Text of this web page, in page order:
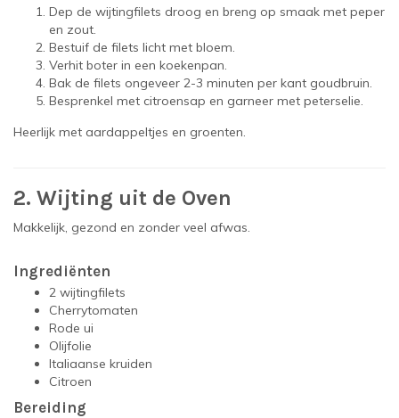
Dep de wijtingfilets droog en breng op smaak met peper
en zout.
Bestuif de filets licht met bloem.
Verhit boter in een koekenpan.
Bak de filets ongeveer 2-3 minuten per kant goudbruin.
Besprenkel met citroensap en garneer met peterselie.
Heerlijk met aardappeltjes en groenten.
2. Wijting uit de Oven
Makkelijk, gezond en zonder veel afwas.
Ingrediënten
2 wijtingfilets
Cherrytomaten
Rode ui
Olijfolie
Italiaanse kruiden
Citroen
Bereiding